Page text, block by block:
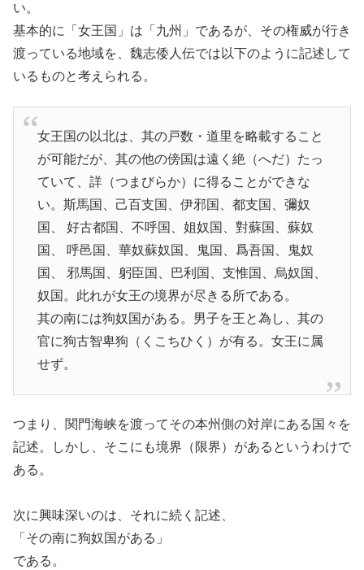
い。
基本的に「女王国」は「九州」であるが、その権威が行き
渡っている地域を、魏志倭人伝では以下のように記述して
いるものと考えられる。
女王国の以北は、其の戸数・道里を略載すること
が可能だが、其の他の傍国は遠く絶（へだ）たっ
ていて、詳（つまびらか）に得ることができな
い。斯馬国、己百支国、伊邪国、都支国、彌奴
国、 好古都国、不呼国、姐奴国、對蘇国、蘇奴
国、 呼邑国、華奴蘇奴国、鬼国、爲吾国、鬼奴
国、 邪馬国、躬臣国、巴利国、支惟国、烏奴国、
奴国。此れが女王の境界が尽きる所である。
其の南には狗奴国がある。男子を王と為し、其の
官に狗古智卑狗（くこちひく）が有る。女王に属
せず。
つまり、関門海峡を渡ってその本州側の対岸にある国々を
記述。しかし、そこにも境界（限界）があるというわけで
ある。
次に興味深いのは、それに続く記述、
「その南に狗奴国がある」
である。